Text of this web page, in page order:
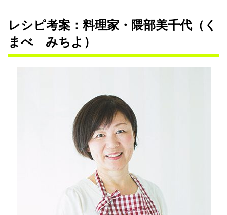
レシピ考案：料理家・隈部美千代（く
まべ みちよ）